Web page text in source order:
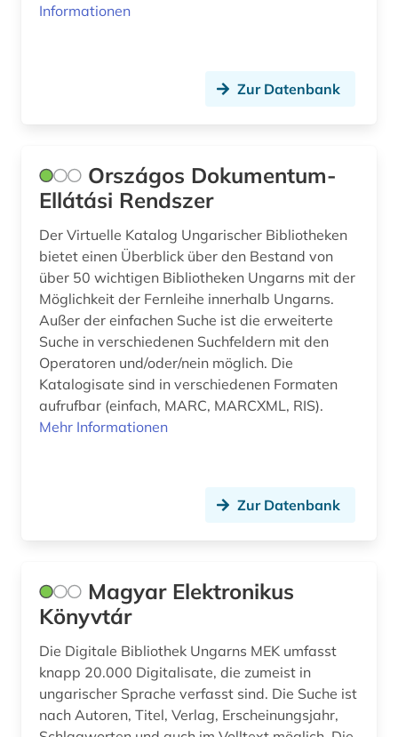
Informationen
Zur Datenbank
Országos Dokumentum-
Ellátási Rendszer
Der Virtuelle Katalog Ungarischer Bibliotheken
bietet einen Überblick über den Bestand von
über 50 wichtigen Bibliotheken Ungarns mit der
Möglichkeit der Fernleihe innerhalb Ungarns.
Außer der einfachen Suche ist die erweiterte
Suche in verschiedenen Suchfeldern mit den
Operatoren und/oder/nein möglich. Die
Katalogisate sind in verschiedenen Formaten
aufrufbar (einfach, MARC, MARCXML, RIS).
Mehr Informationen
Zur Datenbank
Magyar Elektronikus
Könyvtár
Die Digitale Bibliothek Ungarns MEK umfasst
knapp 20.000 Digitalisate, die zumeist in
ungarischer Sprache verfasst sind. Die Suche ist
nach Autoren, Titel, Verlag, Erscheinungsjahr,